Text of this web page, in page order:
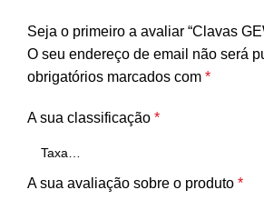
Seja o primeiro a avaliar “Clavas
O seu endereço de email não será
obrigatórios marcados com *
A sua classificação *
A sua avaliação sobre o produto *